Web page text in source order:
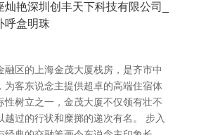
艳深圳创丰天下科技有限公司_
呼盒明珠
融区的上海金茂大厦栈房，是齐市中
为客东说念主提供超卓的高端住宿体
性树立之一，金茂大厦不仅领有壮不
越过的行状和糜掷的递次有名。 步入